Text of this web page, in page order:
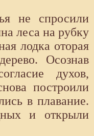
не спросили
леса на рубку
лодка оторая
Осознав
духов,
построили
в плавание.
и открыли